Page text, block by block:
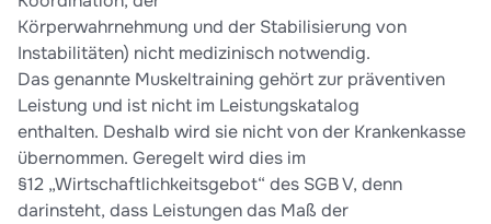
Körperwahrnehmung und der Stabilisierung von
Instabilitäten) nicht medizinisch notwendig.
Das genannte Muskeltraining gehört zur präventiven
Leistung und ist nicht im Leistungskatalog
enthalten. Deshalb wird sie nicht von der Krankenkasse
übernommen. Geregelt wird dies im
§12 „Wirtschaftlichkeitsgebot“ des SGB V, denn
darinsteht, dass Leistungen das Maß der